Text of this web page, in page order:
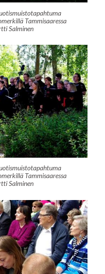
Tammisaaressa
Salminen
Tammisaaressa
Salminen